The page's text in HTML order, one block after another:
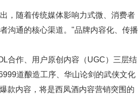
，随着传统媒体影响力式微、消费者
沟通的核心渠道。"品牌内容化、传播
合作、用户原创内容（UGC）三层结
道酿造工序、华山论剑的武侠文化
款内容，将是西凤酒内容营销突围的